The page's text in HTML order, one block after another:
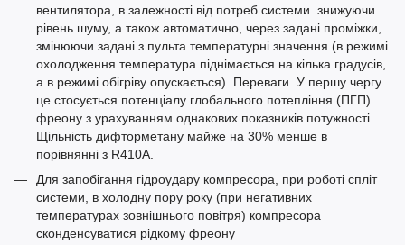
вентилятора, в залежності від потреб системи. знижуючи
рівень шуму, а також автоматично, через задані проміжки,
змінюючи задані з пульта температурні значення (в режимі
охолодження температура піднімається на кілька градусів,
а в режимі обігріву опускається). Переваги. У першу чергу
це стосується потенціалу глобального потепління (ПГП).
фреону з урахуванням однакових показників потужності.
Щільність дифторметану майже на 30% менше в
порівнянні з R410A.
Для запобігання гідроудару компресора, при роботі спліт
системи, в холодну пору року (при негативних
температурах зовнішнього повітря) компресора
сконденсуватися рідкому фреону